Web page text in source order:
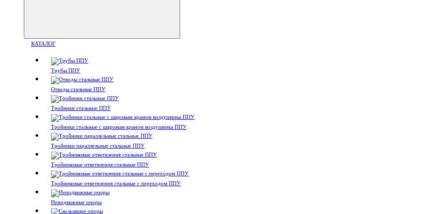
КАТАЛОГ
Трубы ППУ
Отводы стальные ППУ
Тройники стальные ППУ
Тройники стальные с шаровым краном воздушника ППУ
Тройники параллельные стальные ППУ
Тройниковые ответвления стальные ППУ
Тройниковые ответвления стальные с переходом ППУ
Неподвижные опоры